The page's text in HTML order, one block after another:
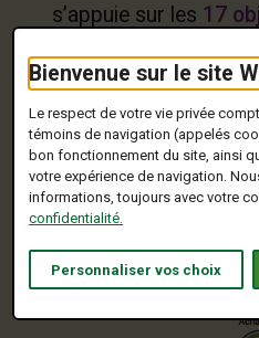
Bienvenue sur le site
Le respect de votre vie privée
témoins de navigation (appelés
bon fonctionnement du site, ainsi
votre expérience de navigation.
informations, toujours avec votre
confidentialité.
Personnaliser vos choix
s’appuie sur les 17
est établie selon les
écoresponsables™,
d’audit de Les Pages
les trois piliers du
social, économique